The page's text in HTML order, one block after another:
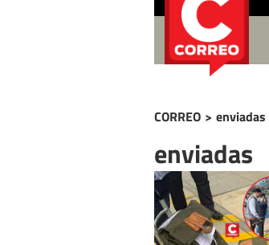
CORREO > enviadas
enviadas